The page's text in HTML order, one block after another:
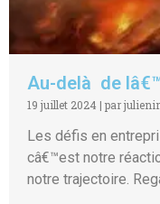
Au-delà de
19 juillet 2024 | par
Les défis en
câ€™est notre
notre trajectoire.